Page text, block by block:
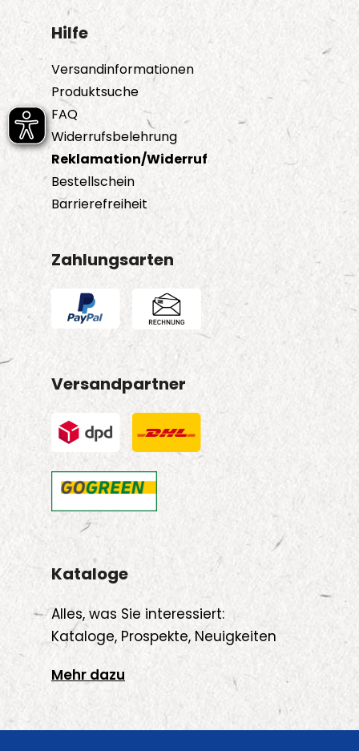
Hilfe
Versandinformationen
Produktsuche
FAQ
Widerrufsbelehrung
Reklamation/Widerruf
Bestellschein
Barrierefreiheit
Zahlungsarten
Versandpartner
Kataloge
Alles, was Sie interessiert:
Kataloge, Prospekte, Neuigkeiten
Mehr dazu